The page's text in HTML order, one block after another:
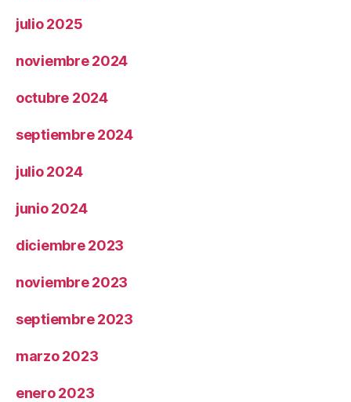
julio 2025
noviembre 2024
octubre 2024
septiembre 2024
julio 2024
junio 2024
diciembre 2023
noviembre 2023
septiembre 2023
marzo 2023
enero 2023